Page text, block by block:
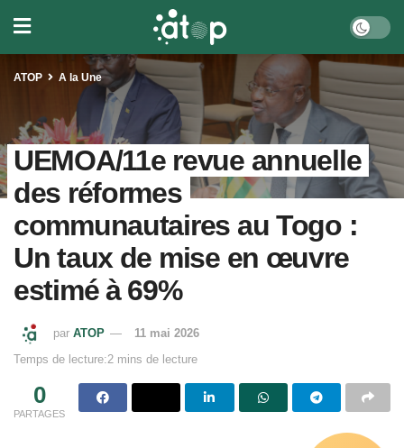
ATOP A la Une
UEMOA/11e revue annuelle
des réformes
communautaires au Togo :
Un taux de mise en œuvre
estimé à 69%
par ATOP
11 mai 2026
Temps de lecture:2 mins de lecture
0
PARTAGES